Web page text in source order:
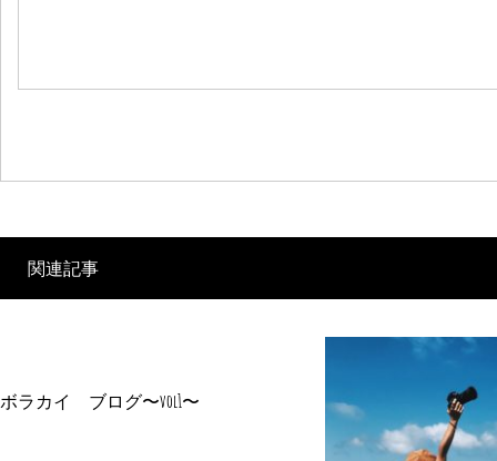
関連記事
ボラカイ ブログ〜vol1〜